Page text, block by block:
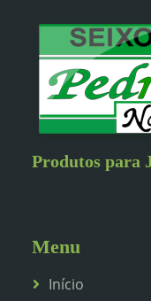
Produtos para
Menu
Início